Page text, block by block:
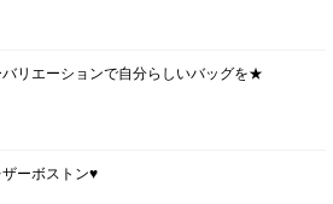
バリエーションで自分らしいバッグを★
ーボストン♥